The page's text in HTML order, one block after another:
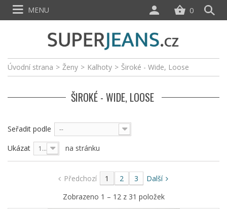
Úvodní strana > Ženy > Kalhoty > Široké - Wide, Loose
ŠIROKÉ - WIDE, LOOSE
Seřadit podle --
Ukázat 12 na stránku
Předchozí 1 2 3
Další
Zobrazeno 1 – 12 z 31 položek
0
MENU